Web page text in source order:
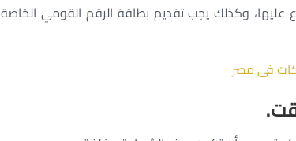
عليها، وكذلك يجب تقديم بطاقة الرقم القومي الخاصة
فى مصر